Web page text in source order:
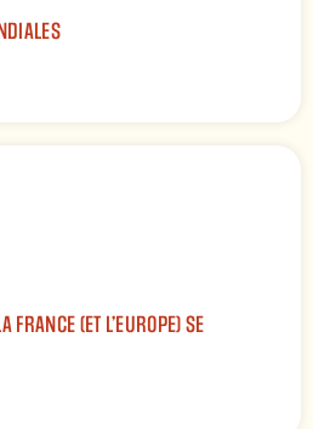
FRANCE (ET L’EUROPE) SE